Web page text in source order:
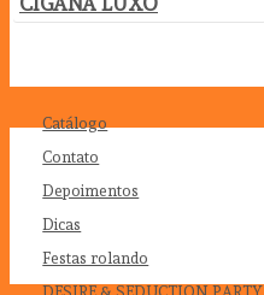
Catálogo
Contato
Depoimentos
Dicas
Festas rolando